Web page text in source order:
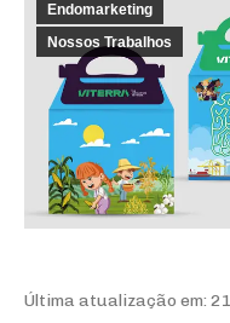
Endomarketing
Nossos Trabalhos
Última atualização em: